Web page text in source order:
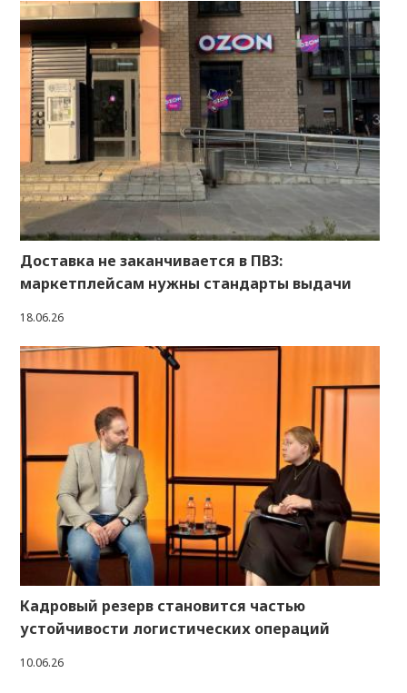
Доставка не заканчивается в ПВЗ:
маркетплейсам нужны стандарты выдачи
18.06.26
Кадровый резерв становится частью
устойчивости логистических операций
10.06.26